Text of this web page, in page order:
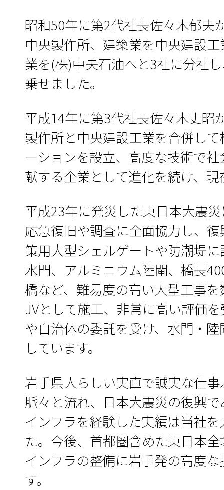
昭和50年に第2代社長佐々木郁夫
中央製作所、建築業を中央建設
業を(株)中央石油へと3社に分社
乗せました。
平成14年に第3代社長佐々木史昭
製作所と中央建設工業を合併し
ーションを設立、高度な技術で
献する企業として進化を続け、
平成23年に発災した東日本大震
応急復旧や調査に全面協力し、
策用大型シェルゲートや防潮堤
水門、アルミニウム陸閘、橋長
橋など、難易度の高い大型工事
JVとして施工、非常に高い評価
や自治体の委託を受け、水門・
しています。
岩手県人らしい実直で誠実な仕
脈々と流れ、日本大震災の復興
インフラを経験した実績は当社
た。今後、首都圏含めた東日本
インフラの整備に岩手発の高度
す。